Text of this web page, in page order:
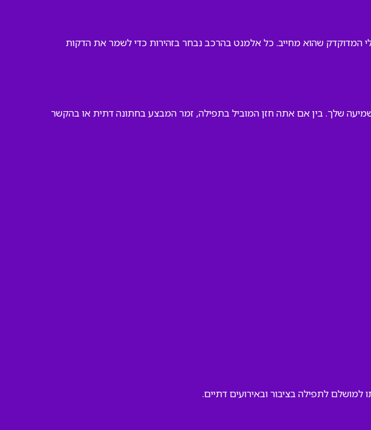
המדוקדק שהוא מחייב. כל אלמנט בהרכב נבחר בזהירות כדי לשמר את הדקות
שלך. בין אם אתה חזן המוביל בתפילה, זמר המבצע בחתונה דתית או בהקשר
לתפילה בציבור ובאירועים דתיים.